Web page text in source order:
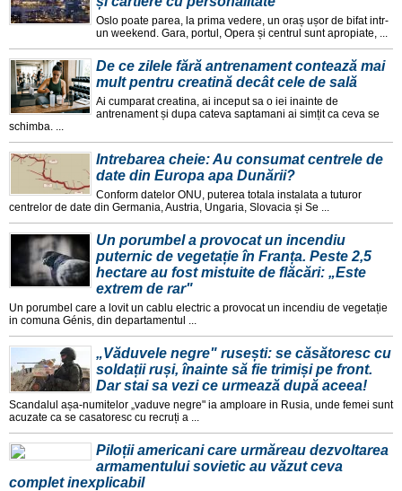
Oslo poate parea, la prima vedere, un oraș ușor de bifat intr-
un weekend. Gara, portul, Opera și centrul sunt apropiate, ...
De ce zilele fără antrenament contează mai
mult pentru creatină decât cele de sală
Ai cumparat creatina, ai inceput sa o iei inainte de
antrenament și dupa cateva saptamani ai simțit ca ceva se
schimba. ...
Intrebarea cheie: Au consumat centrele de
date din Europa apa Dunării?
Conform datelor ONU, puterea totala instalata a tuturor
centrelor de date din Germania, Austria, Ungaria, Slovacia și Se ...
Un porumbel a provocat un incendiu
puternic de vegetație în Franța. Peste 2,5
hectare au fost mistuite de flăcări: „Este
extrem de rar"
Un porumbel care a lovit un cablu electric a provocat un incendiu de vegetație
in comuna Génis, din departamentul ...
„Văduvele negre" rusești: se căsătoresc cu
soldații ruși, înainte să fie trimiși pe front.
Dar stai sa vezi ce urmează după aceea!
Scandalul așa-numitelor „vaduve negre" ia amploare in Rusia, unde femei sunt
acuzate ca se casatoresc cu recruți a ...
Piloții americani care urmăreau dezvoltarea
armamentului sovietic au văzut ceva
complet inexplicabil